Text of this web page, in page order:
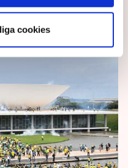
cookies